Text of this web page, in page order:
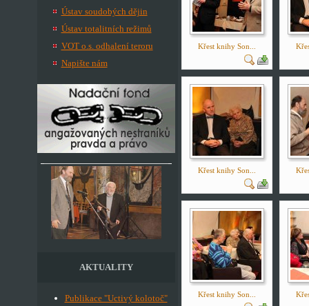
Ústav soudobých dějin
Ústav totalitních režimů
VOT o.s. odhalení teroru
Napište nám
AKTUALITY
Publikace "Uctivý kolotoč"
Křest knihy Son...
Křest knihy Son...
Křest knihy Son...